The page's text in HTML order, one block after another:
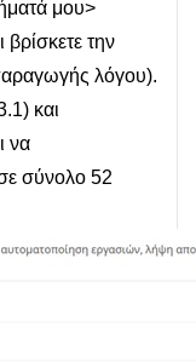
μου>
την
λόγου).
και
να
σύνολο 52